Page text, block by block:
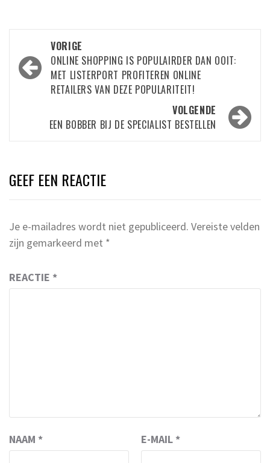
Bericht
navigatie
VORIGE
ONLINE SHOPPING IS POPULAIRDER DAN OOIT:
MET LISTERPORT PROFITEREN ONLINE
RETAILERS VAN DEZE POPULARITEIT!
VOLGENDE
EEN BOBBER BIJ DE SPECIALIST BESTELLEN
GEEF EEN REACTIE
Je e-mailadres wordt niet gepubliceerd. Vereiste velden
zijn gemarkeerd met *
REACTIE *
NAAM * E-MAIL *